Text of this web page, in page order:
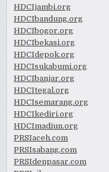
HDCIjambi.org
HDCIbandung.org
HDCIbogor.org
HDCIbekasi.org
HDCIdepok.org
HDCIsukabumi.org
HDCIbanjar.org
HDCItegal.org
HDCIsemarang.org
HDCIkediri.org
HDCImadiun.org
PRSIaceh.com
PRSIsabang.com
PRSIdenpasar.com